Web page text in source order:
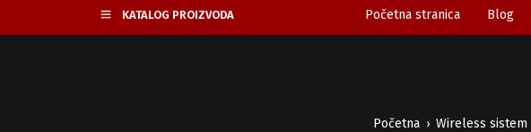
KATALOG PROIZVODA Početna stranica Blog
Početna › Wireless sistem